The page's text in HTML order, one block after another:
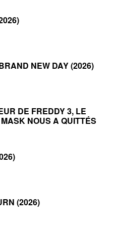
NEW DAY (2026)
DE FREDDY 3, LE
NOUS A QUITTÉS
(2026)